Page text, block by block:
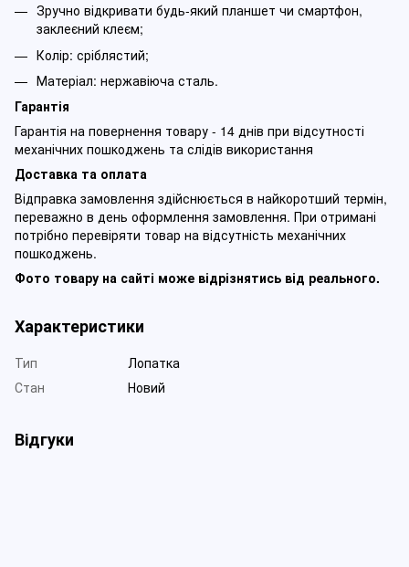
Зручно відкривати будь-який планшет чи смартфон,
заклеєний клеєм;
Колір: сріблястий;
Матеріал: нержавіюча сталь.
Гарантія
Гарантія на повернення товару - 14 днів при відсутності
механічних пошкоджень та слідів використання
Доставка та оплата
Відправка замовлення здійснюється в найкоротший термін,
переважно в день оформлення замовлення. При отримані
потрібно перевіряти товар на відсутність механічних
пошкоджень.
Фото товару на сайті може відрізнятись від реального.
Характеристики
Тип
Лопатка
Стан
Новий
Відгуки